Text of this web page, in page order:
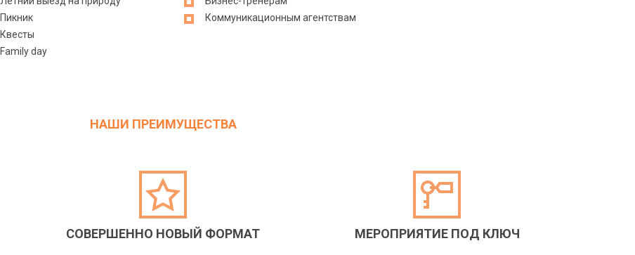
Пикник
Квесты
Family day
Коммуникационным агентствам
НАШИ ПРЕИМУЩЕСТВА
СОВЕРШЕННО НОВЫЙ ФОРМАТ МЕРОПРИЯТИЕ ПОД КЛЮЧ